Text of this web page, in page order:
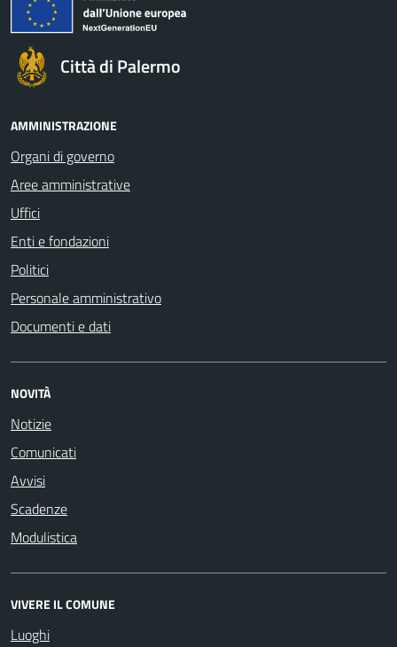
Città di Palermo
AMMINISTRAZIONE
Organi di governo
Aree amministrative
Uffici
Enti e fondazioni
Politici
Personale amministrativo
Documenti e dati
NOVITÀ
Notizie
Comunicati
Avvisi
Scadenze
Modulistica
VIVERE IL COMUNE
Luoghi